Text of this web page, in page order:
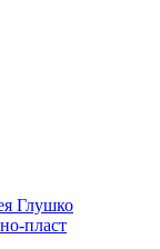
Глушко
пласт